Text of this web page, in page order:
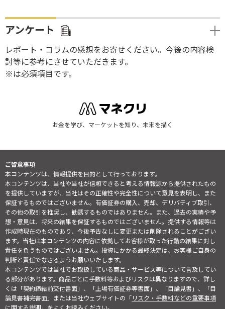
アンケート
レポート・コラムの感想をお寄せください。今後の内容検
討等に参考にさせていただきます。
※は必須項目です。
お金を学び、マーケットを知り、未来を描く
ご留意事項
本コンテンツは、情報提供を目的として行っております。
本コンテンツは、当社や当社が信頼できると考える情報源から提供されたもの
を提供していますが、当社はその正確性や完全性について意見を表明し、また
保証するものではございません。有価証券の購入、売却、デリバティブ取引、
その他の取引を推奨し、勧誘するものではありません。また、過去の実績や予
想・意見は、将来の結果を保証するものではございません。提供する情報等は
作成時現在のものであり、今後予告なしに変更または削除されることがござい
ます。当社は本コンテンツの内容に依拠してお客様が取った行動の結果に対し
責任を負うものではございません。投資にかかる最終決定は、お客様ご自身の
判断と責任でなさるようお願いいたします。
本コンテンツでは当社でお取扱している商品・サービス等について言及してい
る部分があります。商品ごとに手数料等およびリスクは異なりますので、詳し
くは「契約締結前交付書面」、「上場有価証券等書面」、「目論見書」、「目
論見書補完書面」または当社ウェブサイトの「リスク・手数料などの重要事項